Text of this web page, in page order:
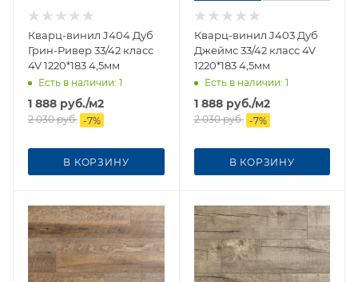
Кварц-винил J404 Дуб
Грин-Ривер 33/42 класс
4V 1220*183 4,5мм
Есть в наличии: 1
1 888 руб./м2
2 030руб. -7%
В КОРЗИНУ
Кварц-винил J403 Дуб
Джеймс 33/42 класс 4V
1220*183 4,5мм
Есть в наличии: 1
1 888руб./м2
2 030руб. -7%
В КОРЗИНУ